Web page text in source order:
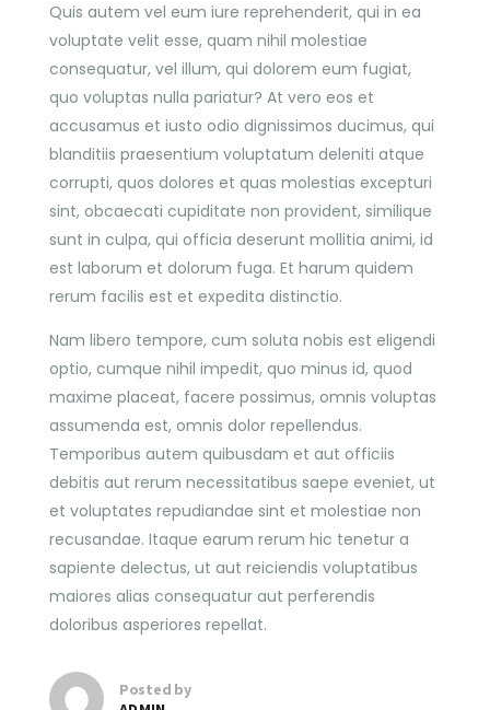
Quis autem vel eum iure reprehenderit, qui in ea
voluptate velit esse, quam nihil molestiae
consequatur, vel illum, qui dolorem eum fugiat,
quo voluptas nulla pariatur? At vero eos et
accusamus et iusto odio dignissimos ducimus, qui
blanditiis praesentium voluptatum deleniti atque
corrupti, quos dolores et quas molestias excepturi
sint, obcaecati cupiditate non provident, similique
sunt in culpa, qui officia deserunt mollitia animi, id
est laborum et dolorum fuga. Et harum quidem
rerum facilis est et expedita distinctio.
Nam libero tempore, cum soluta nobis est eligendi
optio, cumque nihil impedit, quo minus id, quod
maxime placeat, facere possimus, omnis voluptas
assumenda est, omnis dolor repellendus.
Temporibus autem quibusdam et aut officiis
debitis aut rerum necessitatibus saepe eveniet, ut
et voluptates repudiandae sint et molestiae non
recusandae. Itaque earum rerum hic tenetur a
sapiente delectus, ut aut reiciendis voluptatibus
maiores alias consequatur aut perferendis
doloribus asperiores repellat.
Posted by